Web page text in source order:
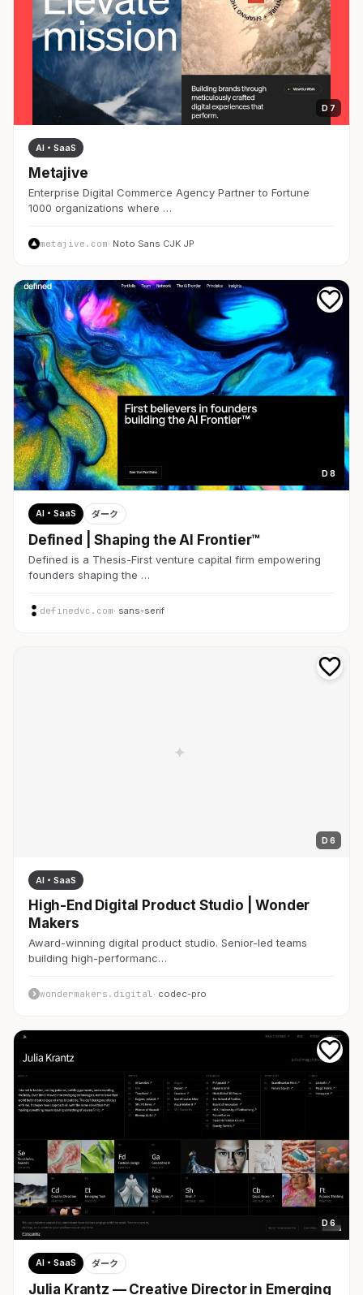
D 7
AI・SaaS
Metajive
Enterprise Digital Commerce Agency Partner to Fortune
1000 organizations where …
metajive.com· Noto Sans CJK JP
D 8
AI・SaaS ダーク
Defined | Shaping the AI Frontier™
Defined is a Thesis-First venture capital firm empowering
founders shaping the …
definedvc.com· sans-serif
D 6
AI・SaaS
High-End Digital Product Studio | Wonder
Makers
Award-winning digital product studio. Senior-led teams
building high-performanc…
wondermakers.digital · codec-pro
D 6
AI・SaaS ダーク
Julia Krantz — Creative Director in Emerging